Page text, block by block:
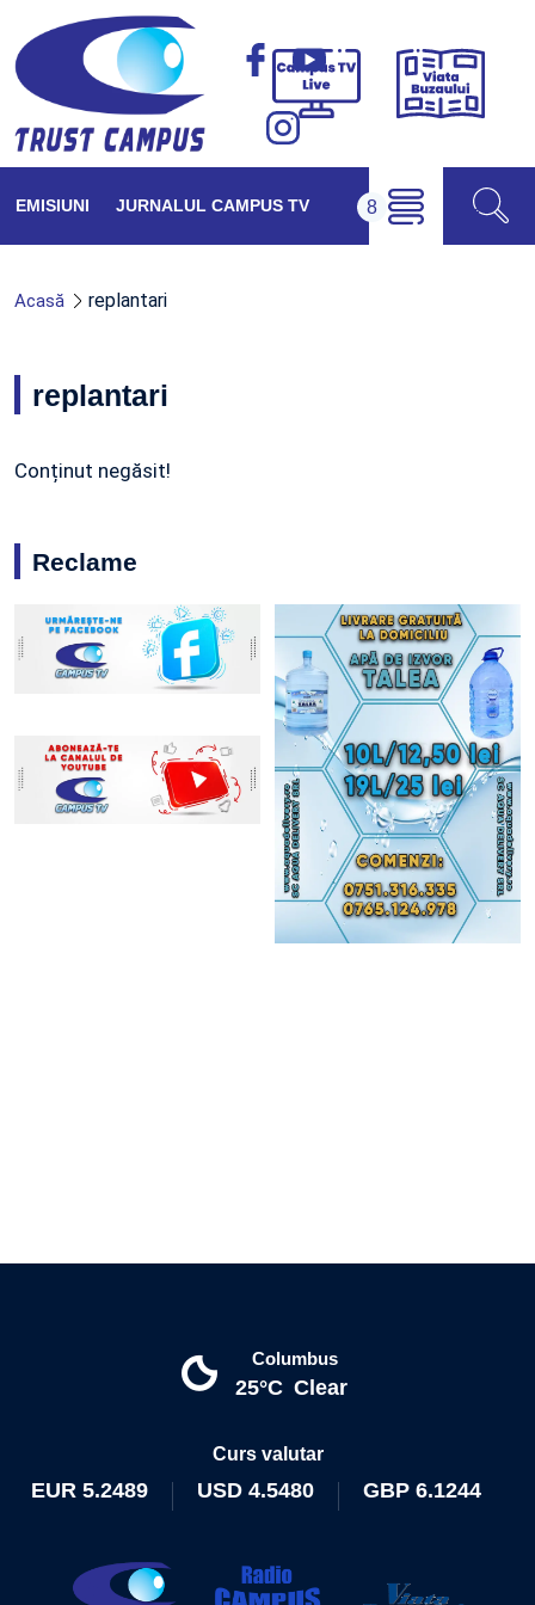
Campus
Viața
EMISIUNI JURNALUL CAMPUS TV
Acasă replantari
replantari
Conținut negăsit!
Reclame
Columbus
25°C Clear
Curs valutar
EUR 5.2489 USD 4.5480 GBP 6.1244